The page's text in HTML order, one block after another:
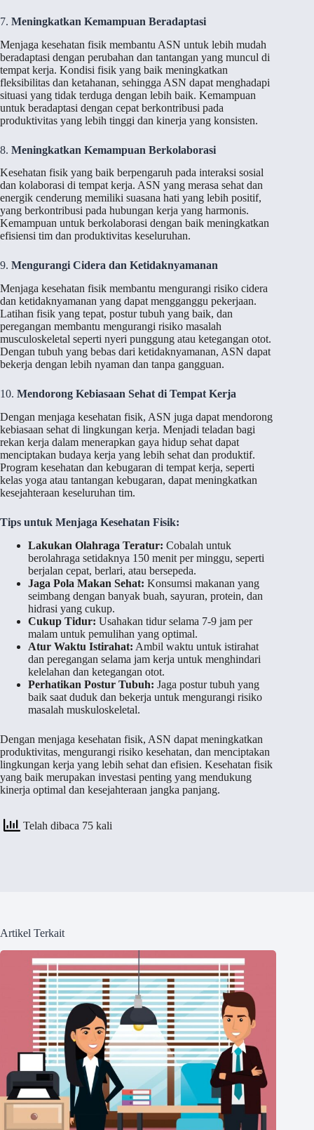
7. Meningkatkan Kemampuan Beradaptasi
Menjaga kesehatan fisik membantu ASN untuk lebih mudah
beradaptasi dengan perubahan dan tantangan yang muncul di
tempat kerja. Kondisi fisik yang baik meningkatkan
fleksibilitas dan ketahanan, sehingga ASN dapat menghadapi
situasi yang tidak terduga dengan lebih baik. Kemampuan
untuk beradaptasi dengan cepat berkontribusi pada
produktivitas yang lebih tinggi dan kinerja yang konsisten.
8. Meningkatkan Kemampuan Berkolaborasi
Kesehatan fisik yang baik berpengaruh pada interaksi sosial
dan kolaborasi di tempat kerja. ASN yang merasa sehat dan
energik cenderung memiliki suasana hati yang lebih positif,
yang berkontribusi pada hubungan kerja yang harmonis.
Kemampuan untuk berkolaborasi dengan baik meningkatkan
efisiensi tim dan produktivitas keseluruhan.
9. Mengurangi Cidera dan Ketidaknyamanan
Menjaga kesehatan fisik membantu mengurangi risiko cidera
dan ketidaknyamanan yang dapat mengganggu pekerjaan.
Latihan fisik yang tepat, postur tubuh yang baik, dan
peregangan membantu mengurangi risiko masalah
musculoskeletal seperti nyeri punggung atau ketegangan otot.
Dengan tubuh yang bebas dari ketidaknyamanan, ASN dapat
bekerja dengan lebih nyaman dan tanpa gangguan.
10. Mendorong Kebiasaan Sehat di Tempat Kerja
Dengan menjaga kesehatan fisik, ASN juga dapat mendorong
kebiasaan sehat di lingkungan kerja. Menjadi teladan bagi
rekan kerja dalam menerapkan gaya hidup sehat dapat
menciptakan budaya kerja yang lebih sehat dan produktif.
Program kesehatan dan kebugaran di tempat kerja, seperti
kelas yoga atau tantangan kebugaran, dapat meningkatkan
kesejahteraan keseluruhan tim.
Tips untuk Menjaga Kesehatan Fisik:
Lakukan Olahraga Teratur: Cobalah untuk
berolahraga setidaknya 150 menit per minggu, seperti
berjalan cepat, berlari, atau bersepeda.
Jaga Pola Makan Sehat: Konsumsi makanan yang
seimbang dengan banyak buah, sayuran, protein, dan
hidrasi yang cukup.
Cukup Tidur: Usahakan tidur selama 7-9 jam per
malam untuk pemulihan yang optimal.
Atur Waktu Istirahat: Ambil waktu untuk istirahat
dan peregangan selama jam kerja untuk menghindari
kelelahan dan ketegangan otot.
Perhatikan Postur Tubuh: Jaga postur tubuh yang
baik saat duduk dan bekerja untuk mengurangi risiko
masalah muskuloskeletal.
Dengan menjaga kesehatan fisik, ASN dapat meningkatkan
produktivitas, mengurangi risiko kesehatan, dan menciptakan
lingkungan kerja yang lebih sehat dan efisien. Kesehatan fisik
yang baik merupakan investasi penting yang mendukung
kinerja optimal dan kesejahteraan jangka panjang.
Telah dibaca 75 kali
Artikel Terkait